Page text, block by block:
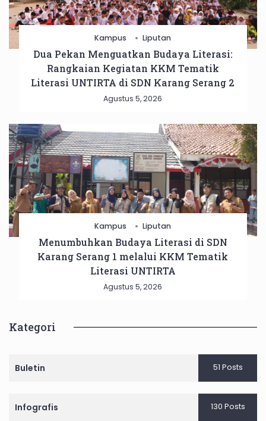
Kampus Liputan
Dua Pekan Menguatkan Budaya Literasi:
Rangkaian Kegiatan KKM Tematik
Literasi UNTIRTA di SDN Karang Serang 2
Agustus 5, 2026
Kampus Liputan
Menumbuhkan Budaya Literasi di SDN
Karang Serang 1 melalui KKM Tematik
Literasi UNTIRTA
Agustus 5, 2026
Kategori
Buletin 51 Posts
Infografis 130 Posts